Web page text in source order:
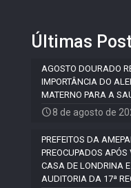
Últimas
AGOSTO DOURADO
IMPORTÂNCIA DO
MATERNO PARA A
8 de agosto de
PREFEITOS DA
PREOCUPADOS
CASA DE LONDRINA
AUDITORIA DA 17ª